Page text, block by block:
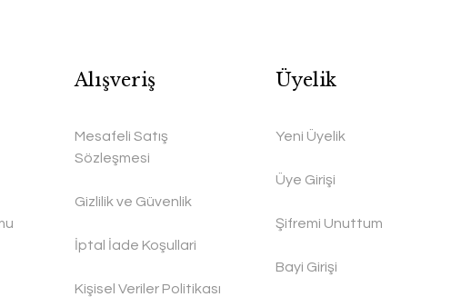
Alışveriş
Mesafeli Satış
Sözleşmesi
Gizlilik ve Güvenlik
İptal İade Koşullari
Kişisel Veriler Politikası
Üyelik
Yeni Üyelik
Üye Girişi
Şifremi Unuttum
Bayi Girişi